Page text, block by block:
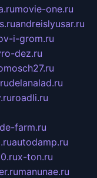
movie-one.ru
andreislyusar.ru
i-grom.ru
dez.ru
delanalad.ru
roadli.ru
farm.ru
autodamp.ru
x-ton.ru
manunae.ru